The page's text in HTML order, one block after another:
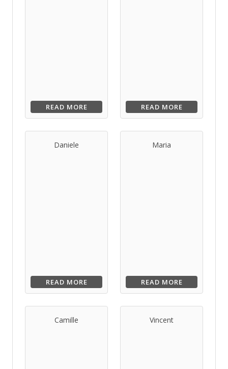
READ MORE READ MORE
Daniele
READ MORE
Maria
READ MORE
Camille Vincent